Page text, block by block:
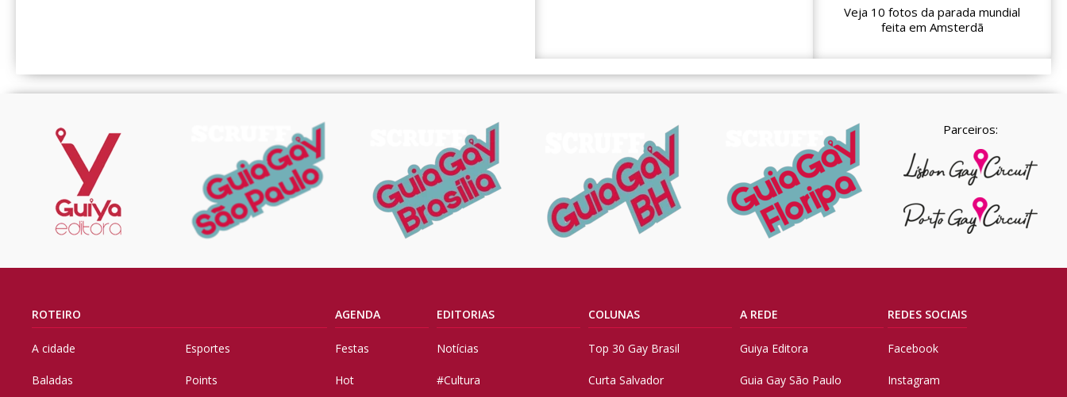
Veja 10 fotos da parada mundial
feita em Amsterdã
Parceiros:
ROTEIRO
A cidade
Baladas
Esportes
Points
AGENDA
Festas
Hot
EDITORIAS
Notícias
#Cultura
COLUNAS
Top 30 Gay Brasil
Curta Salvador
A REDE
Guiya Editora
Guia Gay São Paulo
REDES SOCIAIS
Facebook
Instagram